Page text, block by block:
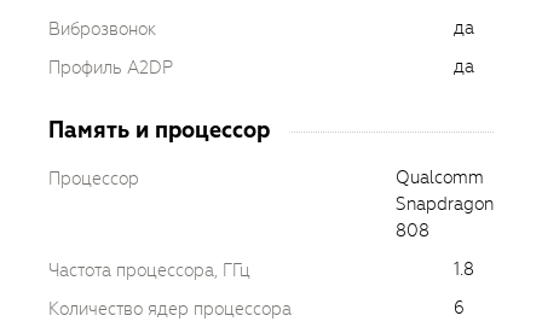
Виброзвонок
да
Профиль A2DP
да
Память и процессор
Процессор
Qualcomm
Snapdragon
808
Частота процессора, ГГц
1.8
Количество ядер процессора
6